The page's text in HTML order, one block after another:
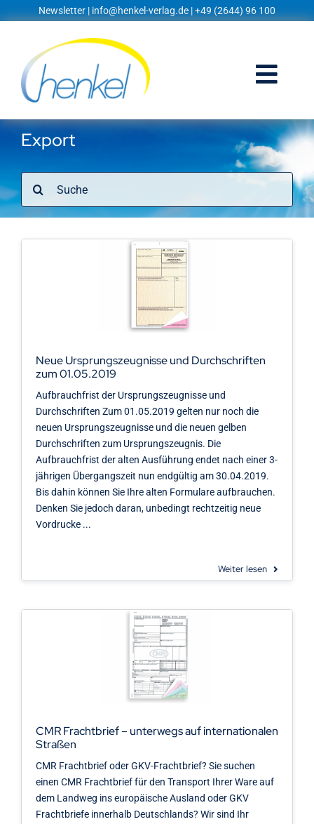
Inhalt
Newsletter | info@henkel-verlag.de | +49 (2644) 96 100
Startseite
Blog
Export
nach:
Neue Ursprungszeugnisse und Durchschriften
zum 01.05.2019
Aufbrauchfrist der Ursprungszeugnisse und
Durchschriften Zum 01.05.2019 gelten nur noch die
neuen Ursprungszeugnisse und die neuen gelben
Durchschriften zum Ursprungszeugnis. Die
Aufbrauchfrist der alten Ausführung endet nach einer 3-
jährigen Übergangszeit nun endgültig am 30.04.2019.
Bis dahin können Sie Ihre alten Formulare aufbrauchen.
Denken Sie jedoch daran, unbedingt rechtzeitig neue
Vordrucke ...
Weiter lesen
CMR Frachtbrief – unterwegs auf internationalen
Straßen
CMR Frachtbrief oder GKV-Frachtbrief? Sie suchen
einen CMR Frachtbrief für den Transport Ihrer Ware auf
dem Landweg ins europäische Ausland oder GKV
Frachtbriefe innerhalb Deutschlands? Wir sind Ihr